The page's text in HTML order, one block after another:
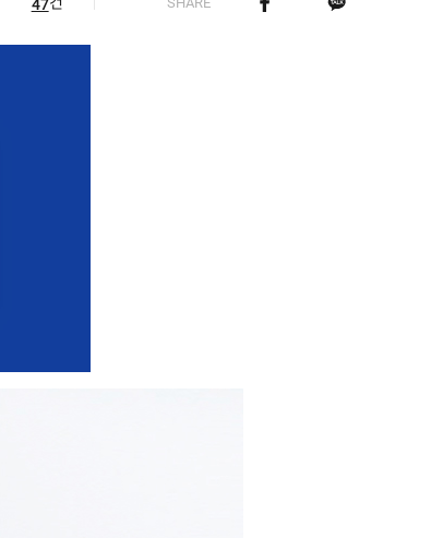
47